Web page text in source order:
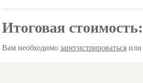
Итоговая стоимость:
Вам необходимо зарегистрироваться или